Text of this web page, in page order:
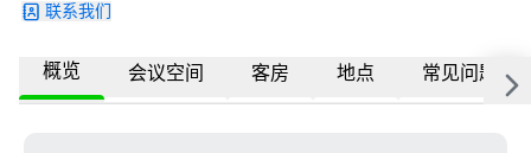
联系我们
概览 会议空间 客房 地点 常见问题